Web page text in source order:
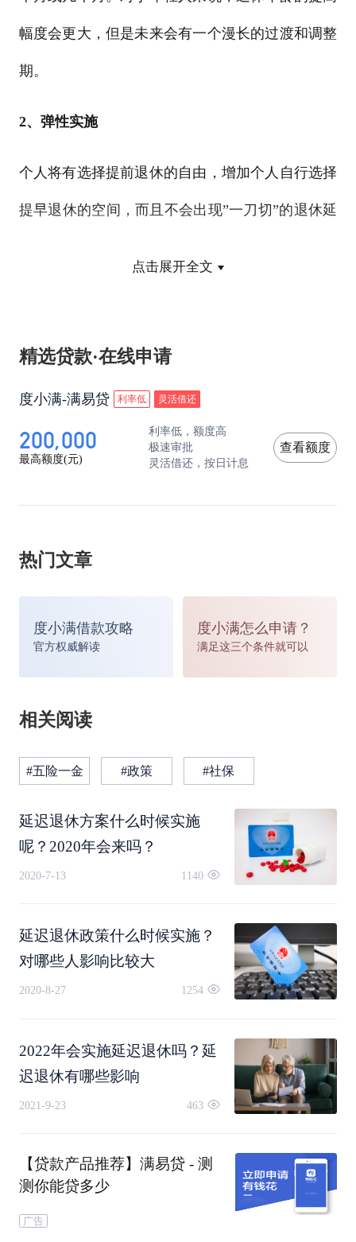
幅度会更大，但是未来会有一个漫长的过渡和调整
期。
2、弹性实施
个人将有选择提前退休的自由，增加个人自行选择
提早退休的空间，而且不会出现”一刀切”的退休延
些不同的需求。在统一实行的基础上，结合多方面
的情况，包括中国国情、文化传统和历史沿革等因
分体现改革的特点。
男职工六十岁，女干部五十五岁，女职工五十岁为
中国目前的法定退休年龄，不同专业、地区和职位
以及现有政策差异在政策的连续性改革后仍将保
应协调配套政策和保障措施，促进延迟退休。一项
系统工程是延迟退休改革，与之相关的配套政策和
保障措施很多方面，仍然需要统筹规划、共同推
进。
一方面，随着退休年龄的推迟而相应应该调整过去
有关退休年龄的政策。另一方面，退休制度改革的
点击展开全文
精选贷款·在线申请
度小满-满易贷 利率低 灵活借还
200,000
最高额度(元)
利率低，额度高
极速审批
灵活借还，按日计息
查看额度
热门文章
度小满借款攻略
官方权威解读
度小满怎么申请？
满足这三个条件就可以
相关阅读
#五险一金 #政策 #社保
延迟退休方案什么时候实施
呢？2020年会来吗？
2020-7-13 1140
延迟退休政策什么时候实施？
对哪些人影响比较大
2020-8-27 1254
2022年会实施延迟退休吗？延
迟退休有哪些影响
2021-9-23 463
【贷款产品推荐】满易贷 - 测
测你能贷多少
广告